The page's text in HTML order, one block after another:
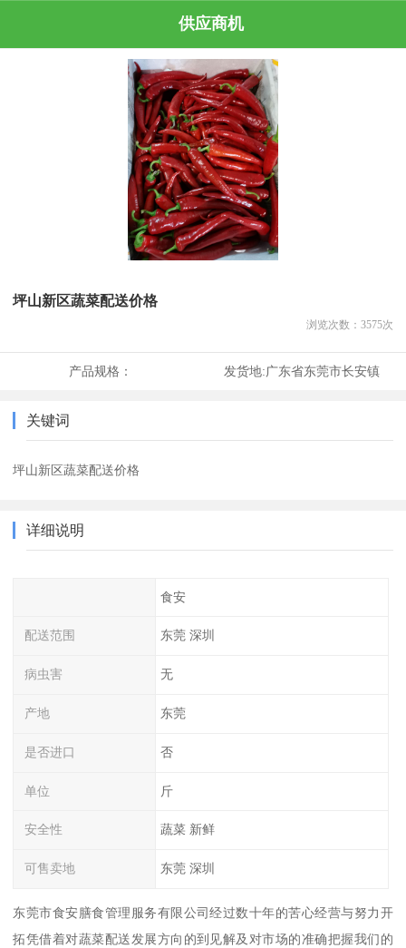
供应商机
坪山新区蔬菜配送价格
浏览次数： 3575次
产品规格： 发货地:广东省东莞市长安镇
关键词
坪山新区蔬菜配送价格
详细说明
食安
配送范围 东莞 深圳
病虫害 无
产地 东莞
是否进口 否
单位 斤
安全性 蔬菜 新鲜
可售卖地 东莞 深圳
东莞市食安膳食管理服务有限公司经过数十年的苦心经营与努力开
拓凭借着对蔬菜配送发展方向的到见解及对市场的准确把握我们的